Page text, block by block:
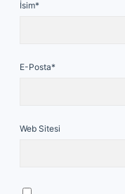
İsim*
E-Posta*
Web Sitesi